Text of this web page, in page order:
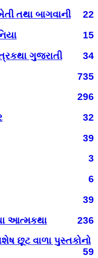
તથા બાગવાની
22
15
ગુજરાતી
34
735
296
32
39
3
6
39
આત્મકથા
236
છૂટ વાળા પુસ્તકોનો
59